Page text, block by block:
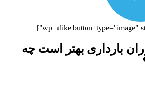
بارداری بهتر است چه